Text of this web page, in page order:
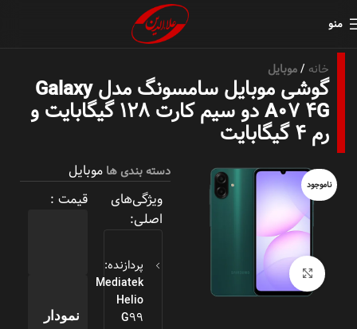
منو
خانه موبایل
گوشی موبایل سامسونگ مدل Galaxy
A07 4G دو سیم کارت ۱۲۸ گیگابایت و
رم ۴ گیگابایت
ناموجود
بزرگنمایی تصویر
دسته بندی ها موبایل
ویژگی‌های
اصلی:
پردازنده:
Mediatek
Helio
G99
قیمت :
نمودار